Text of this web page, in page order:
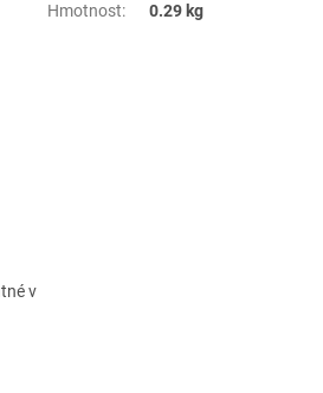
v
Hmotnost: 0.29 kg